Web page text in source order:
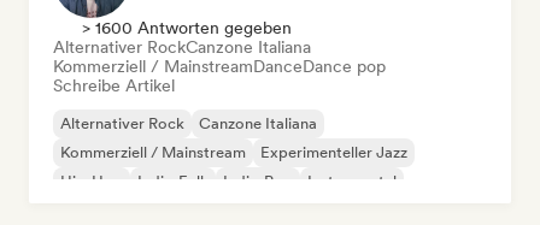
> 1600 Antworten gegeben
Alternativer RockCanzone Italiana
Kommerziell / MainstreamDanceDance pop
Schreibe Artikel
Alternativer Rock
Canzone Italiana
Kommerziell / Mainstream
Experimenteller Jazz
Hip-Hop
Indie-Folk Indie-Pop Instrumental